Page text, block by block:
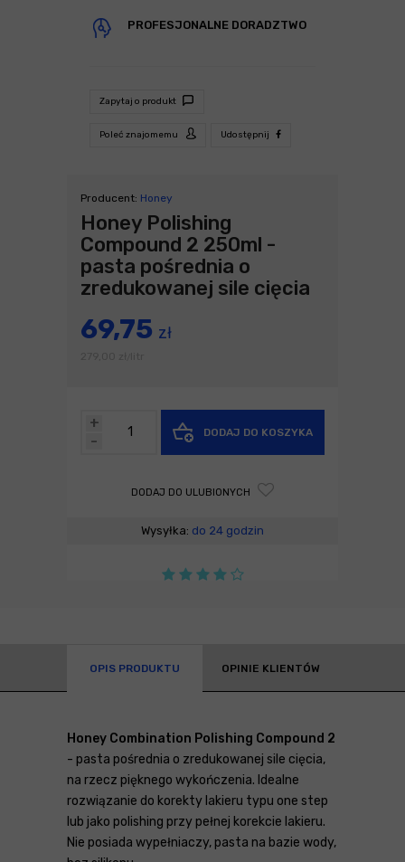
PROFESJONALNE DORADZTWO
Zapytaj o produkt
Poleć znajomemu Udostępnij
Producent: Honey
Honey Polishing
Compound 2 250ml -
pasta pośrednia o
zredukowanej sile cięcia
69,75 zł
-
+
DODAJ DO KOSZYKA
DODAJ DO ULUBIONYCH
Wysyłka: do 24 godzin
OPIS PRODUKTU OPINIE KLIENTÓW
Honey Combination Polishing Compound 2
- pasta pośrednia o zredukowanej sile cięcia,
na rzecz pięknego wykończenia. Idealne
rozwiązanie do korekty lakieru typu one step
lub jako polishing przy pełnej korekcie lakieru.
Nie posiada wypełniaczy, pasta na bazie wody,